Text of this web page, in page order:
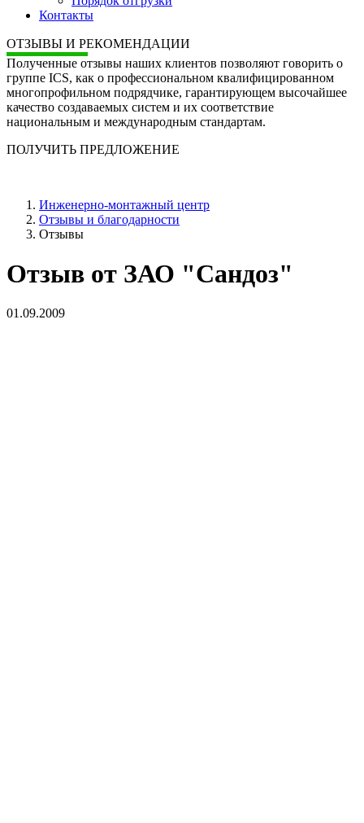
Контакты
ОТЗЫВЫ И РЕКОМЕНДАЦИИ
Полученные отзывы наших клиентов позволяют говорить о
группе ICS, как о профессиональном квалифицированном
многопрофильном подрядчике, гарантирующем высочайшее
качество создаваемых систем и их соответствие
национальным и международным стандартам.
ПОЛУЧИТЬ ПРЕДЛОЖЕНИЕ
Инженерно-монтажный центр
Отзывы и благодарности
Отзывы
Отзыв от ЗАО "Сандоз"
01.09.2009